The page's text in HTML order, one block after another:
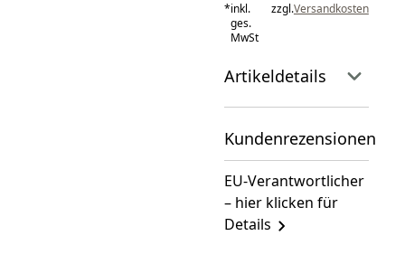
*inkl.
ges.
MwSt
zzgl.Versandkosten
Artikeldetails
Kundenrezensionen
EU-Verantwortlicher
– hier klicken für
Details